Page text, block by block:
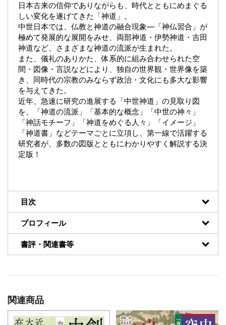
日本古来の信仰でありながらも、時代とともにめまぐる
しい変化を遂げてきた「神道」。
中世日本では、仏教と神道の融合現象―「神仏習合」が
極めて発展的な展開をみせ、両部神道・伊勢神道・吉田
神道など、さまざまな神道の流派が生まれた。
また、儀礼のありかた、体系的に組み合わせられた空
間・図像・言説などにより、独自の世界観・世界像を築
き、同時代の宗教のみならず政治・文化にも多大な影響
を与えてきた。
近年、急速に研究の進展する「中世神道」の見取り図
を、「神道の流派」「基本的な概念」「中世の神々」
「神話モチーフ」「神道をめぐる人々」「イメージ」
「神道書」などテーマごとに立項し、第一線で活躍する
研究者が、多数の図版とともにわかりやすく解説する決
定版！
目次
プロフィール
書評・関連書等
関連商品